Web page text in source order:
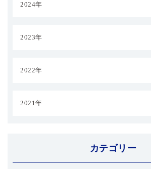
2024年
2023年
2022年
2021年
カテゴリー